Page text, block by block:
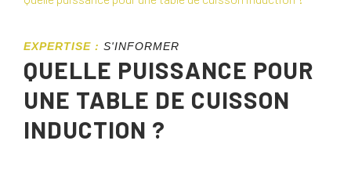
EXPERTISE : S'INFORMER
QUELLE PUISSANCE POUR
UNE TABLE DE CUISSON
INDUCTION ?